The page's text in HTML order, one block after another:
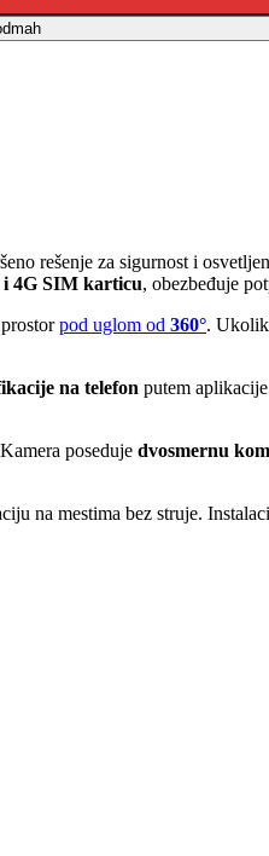
rešenje za sigurnost i
4G SIM karticu, obezbeđuje
pod uglom od 360°.
na telefon putem
poseduje dvosmernu
na mestima bez struje.